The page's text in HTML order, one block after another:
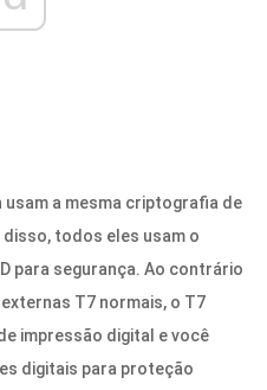
usam a mesma criptografia de
disso, todos eles usam o
para segurança. Ao contrário
T7 normais, o T7
impressão digital e você
digitais para proteção